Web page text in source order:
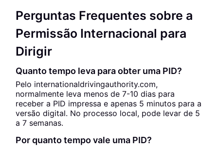
Perguntas Frequentes sobre a
Permissão Internacional para
Dirigir
Quanto tempo leva para obter uma PID?
Pelo internationaldrivingauthority.com,
normalmente leva menos de 7-10 dias para
receber a PID impressa e apenas 5 minutos para a
versão digital. No processo local, pode levar de 5
a 7 semanas.
Por quanto tempo vale uma PID?